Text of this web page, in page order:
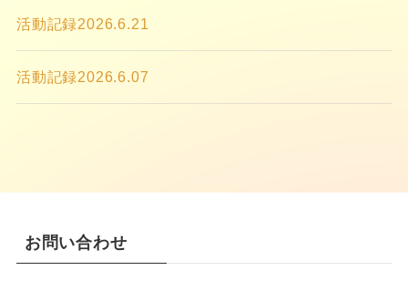
活動記録2026.6.21
活動記録2026.6.07
お問い合わせ